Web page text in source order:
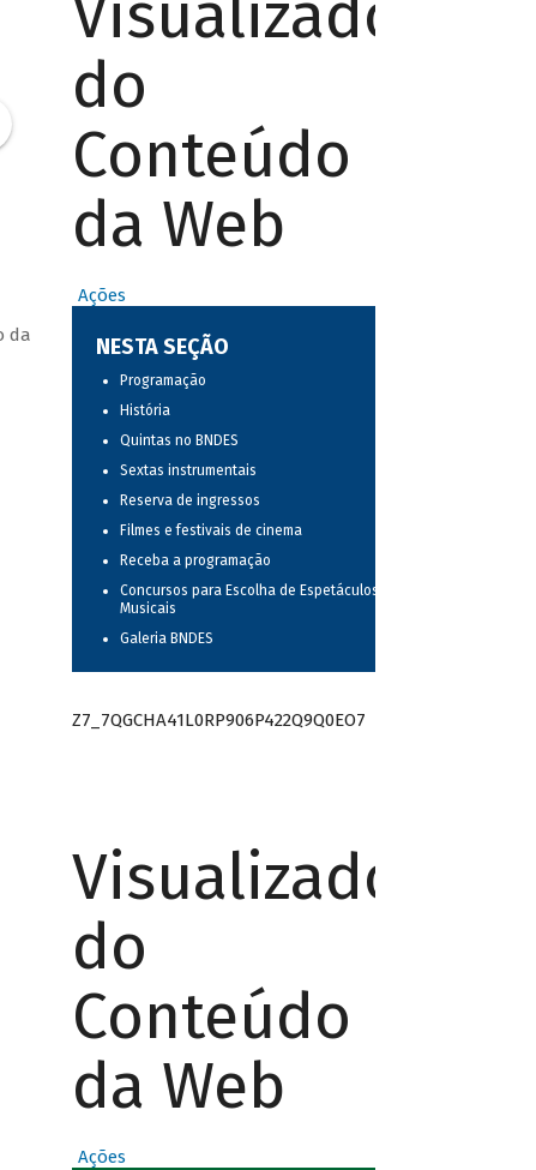
da
Visualizador
do
Conteúdo
da Web
Ações
NESTA SEÇÃO
Programação
História
Quintas no BNDES
Sextas instrumentais
Reserva de ingressos
Filmes e festivais de cinema
Receba a programação
Concursos para Escolha de Espetáculos
Musicais
Galeria BNDES
Z7_7QGCHA41L0RP906P422Q9Q0EO7
Visualizador
do
Conteúdo
da Web
Ações